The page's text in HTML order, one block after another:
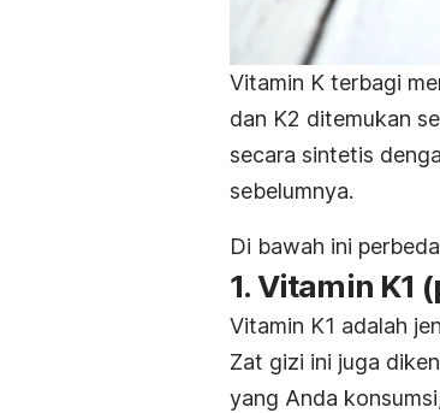
Vitamin K terbagi
dan K2 ditemukan
secara sintetis
sebelumnya.
Di bawah ini
1. Vitamin K1 (
Vitamin K1 adalah
Zat gizi ini juga
yang Anda